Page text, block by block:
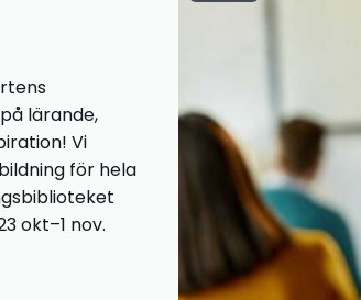
lärande,
Vi
för hela
okt–1 nov.